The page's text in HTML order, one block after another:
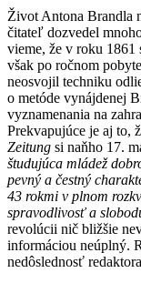
Život Antona Brandla
čitateľ dozvedel
vieme, že v roku 1861
však po ročnom
neosvojil techniku
o metóde vynájdenej
vyznamenania na
Prekvapujúce je aj to,
Zeitung si naňho 17.
študujúca mládež
pevný a čestný
43 rokmi v plnom
spravodlivosť a
revolúcii nič bližšie
informáciou neúplný.
nedôslednosť